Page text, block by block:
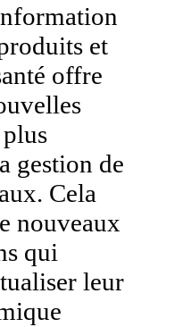
et
offre
gestion de
Cela
nouveaux
qui
leur